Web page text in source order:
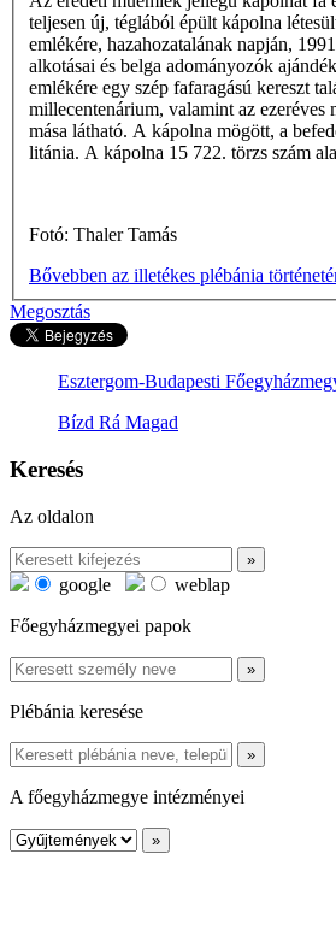
teljesen új, téglából épült kápolna
emlékére, hazahozatalának napján,
alkotásai és belga adományozók
emlékére egy szép fafaragású kereszt
millecentenárium, valamint az
mása látható. A kápolna mögött, a
litánia. A kápolna 15 722. törzs­ szám
Fotó: Thaler Tamás
Bővebben az illetékes plébánia
Megosztás
Esztergom-Budapesti
Bízd Rá Magad
Keresés
Az oldalon
google
weblap
Főegyházmegyei papok
Plébánia keresése
A főegyházmegye intézményei